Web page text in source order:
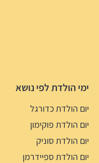
ימי הולדת לפי נושא
יום הולדת כדורגל
יום הולדת פוקימון
יום הולדת סוניק
יום הולדת ספיידרמן